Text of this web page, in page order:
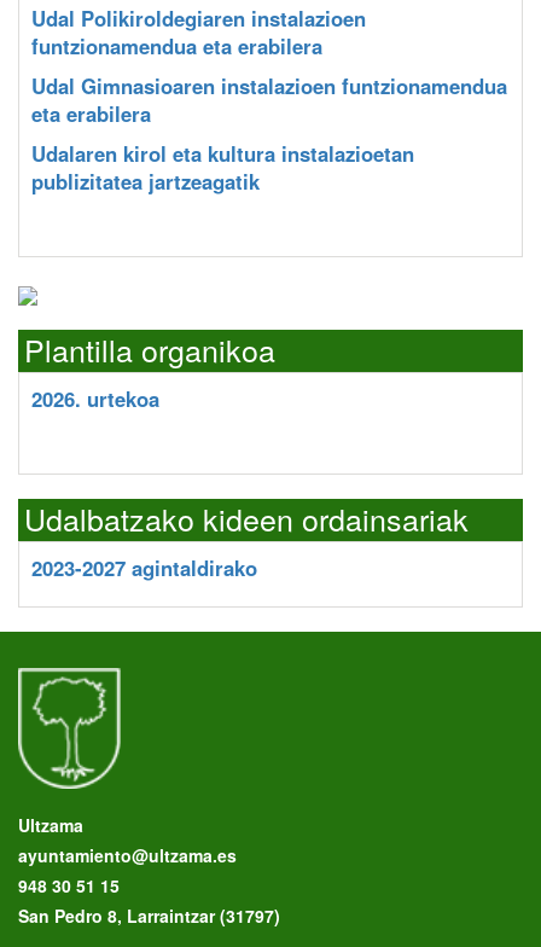
Udal Polikiroldegiaren instalazioen
funtzionamendua eta erabilera
Udal Gimnasioaren instalazioen funtzionamendua
eta erabilera
Udalaren kirol eta kultura instalazioetan
publizitatea jartzeagatik
Plantilla organikoa
2026. urtekoa
Udalbatzako kideen ordainsariak
2023-2027 agintaldirako
Ultzama
ayuntamiento@ultzama.es
948 30 51 15
San Pedro 8, Larraintzar (31797)